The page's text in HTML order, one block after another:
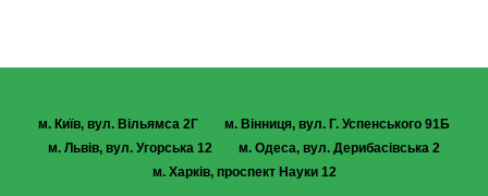
м. Київ, вул. Вільямса 2Г
м. Вінниця, вул. Г. Успенського 91Б
м. Львів, вул. Угорська 12
м. Одеса, вул. Дерибасівська 2
м. Харків, проспект Науки 12